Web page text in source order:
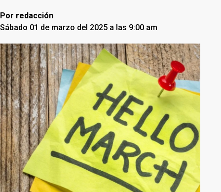
Por redacción
Sábado 01 de marzo del 2025 a las 9:00 am